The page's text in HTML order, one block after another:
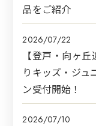
品をご紹介
2026/07/22
【登戸・向ヶ
りキッズ・ジュ
ン受付開始！
2026/07/10